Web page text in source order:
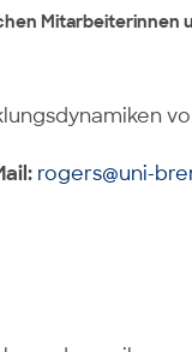
Mitarbeiterinnen
rogers@uni-